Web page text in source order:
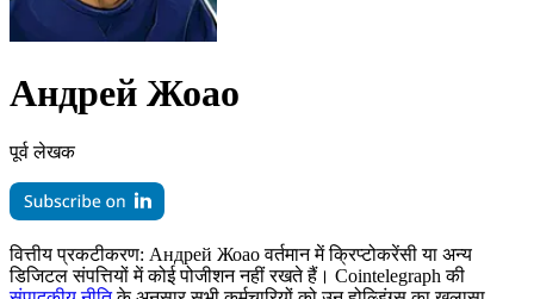
Андрей Жоао
पूर्व लेखक
वित्तीय प्रकटीकरण: Андрей Жоао वर्तमान में क्रिप्टोकरेंसी या अन्य
डिजिटल संपत्तियों में कोई पोजीशन नहीं रखते हैं। Cointelegraph की